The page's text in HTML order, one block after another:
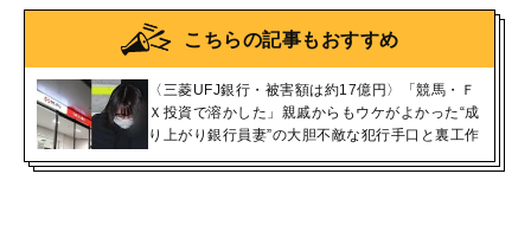
こちらの記事もおすすめ
〈三菱UFJ銀行・被害額は約17億円〉「競馬・Ｆ
Ｘ投資で溶かした」親戚からもウケがよかった“成
り上がり銀行員妻”の大胆不敵な犯行手口と裏工作